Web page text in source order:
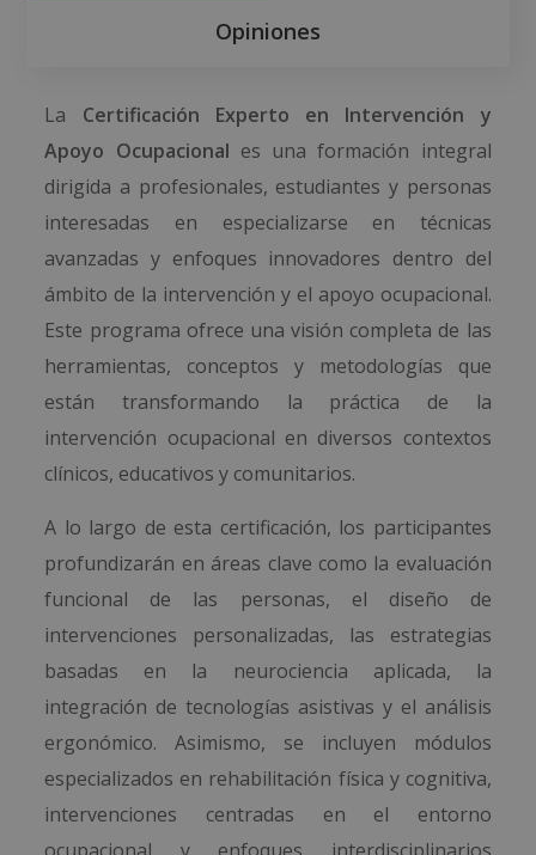
Opiniones
La Certificación Experto en Intervención y
Apoyo Ocupacional es una formación integral
dirigida a profesionales, estudiantes y personas
interesadas en especializarse en técnicas
avanzadas y enfoques innovadores dentro del
ámbito de la intervención y el apoyo ocupacional.
Este programa ofrece una visión completa de las
herramientas, conceptos y metodologías que
están transformando la práctica de la
intervención ocupacional en diversos contextos
clínicos, educativos y comunitarios.
A lo largo de esta certificación, los participantes
profundizarán en áreas clave como la evaluación
funcional de las personas, el diseño de
intervenciones personalizadas, las estrategias
basadas en la neurociencia aplicada, la
integración de tecnologías asistivas y el análisis
ergonómico. Asimismo, se incluyen módulos
especializados en rehabilitación física y cognitiva,
intervenciones centradas en el entorno